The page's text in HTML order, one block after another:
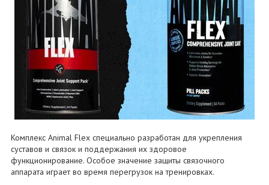
Комплекс Animal Flex специально разработан для укрепления
суставов и связок и поддержания их здоровое
функционирование. Особое значение защиты связочного
аппарата играет во время перегрузок на тренировках.